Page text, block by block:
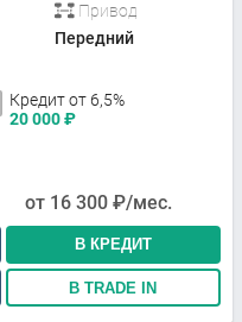
Привод
Передний
Кредит от 6,5%
20 000₽
от 16 300 ₽/мес.
В КРЕДИТ
В TRADE IN